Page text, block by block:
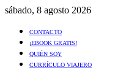
sábado, 8 agosto 2026
CONTACTO
¡EBOOK GRATIS!
QUIÉN SOY
CURRÍCULO VIAJERO